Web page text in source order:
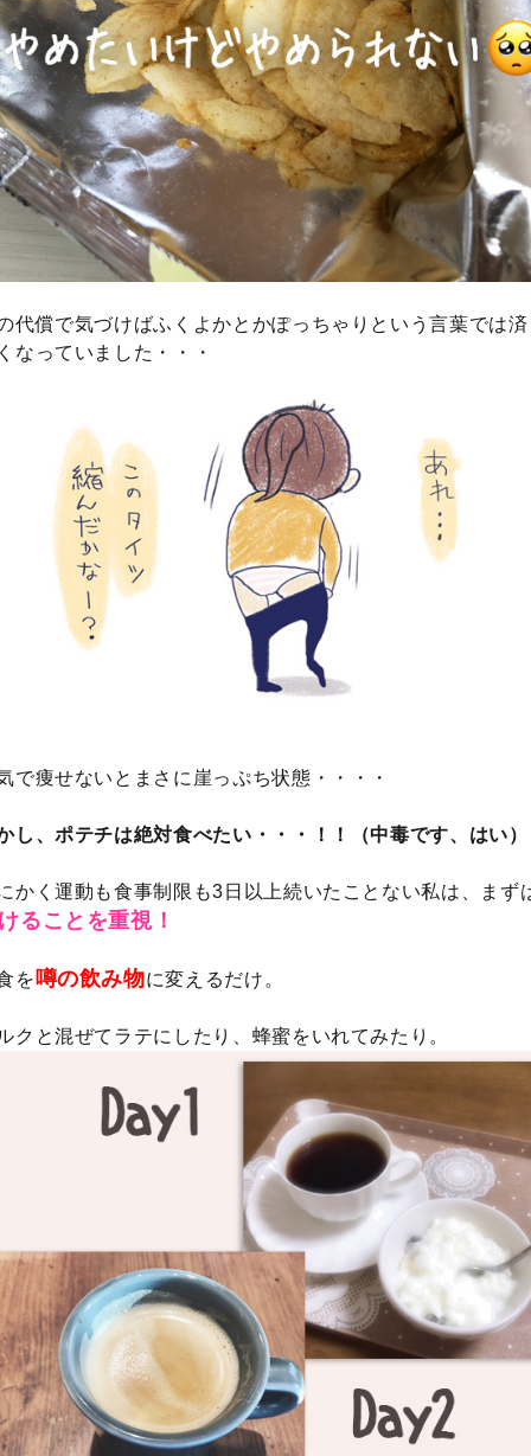
代償で気づけばふくよかとかぽっちゃりという言葉では
なっていました・・・
で痩せないとまさに崖っぷち状態・・・・
し、ポテチは絶対食べたい・・・！！（中毒です、はい）
かく運動も食事制限も3日以上続いたことない私は、まず
ることを重視！
を 噂の飲み物に変えるだけ。
クと混ぜてラテにしたり、蜂蜜をいれてみたり。